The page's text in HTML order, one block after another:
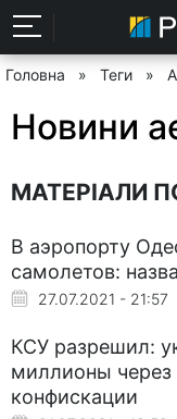
Головна » Теги » А
Новини
МАТЕРІАЛИ
В аэропорту
самолетов:
27.07.2021 - 21:57
КСУ разрешил:
миллионы через
конфискации